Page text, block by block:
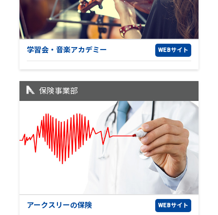
学習会・ 音楽アカデミー WEBサイト
保険事業部
アークスリーの保険 WEBサイト